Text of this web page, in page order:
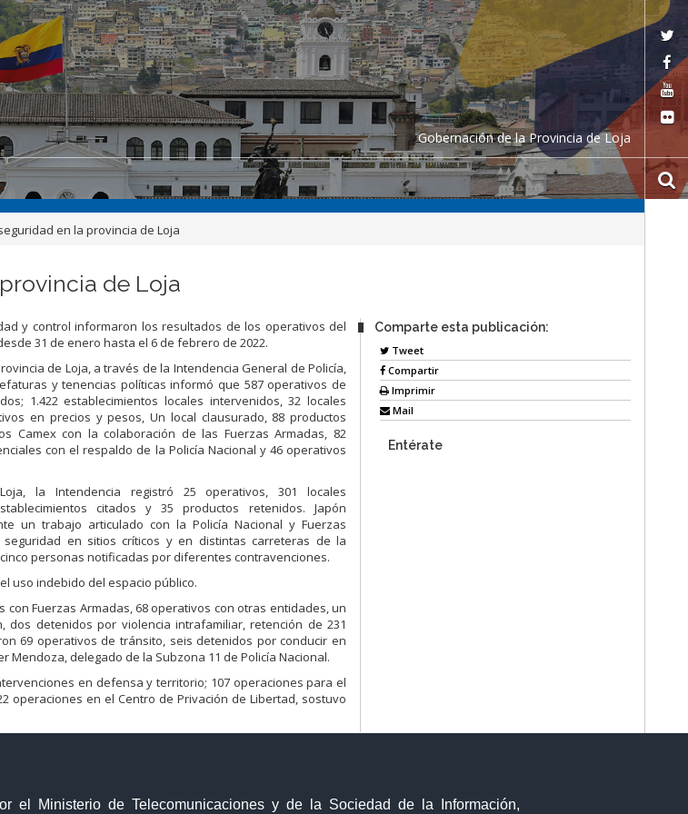
el Ministerio de Telecomunicaciones y de la Sociedad de la Información,
Gobernación de la Provincia de Loja
en la provincia de Loja
de Loja
y control informaron los resultados de los operativos del
31 de enero hasta el 6 de febrero de 2022.
de Loja, a través de la Intendencia General de Policía,
y tenencias políticas informó que 587 operativos de
1.422 establecimientos locales intervenidos, 32 locales
en precios y pesos, Un local clausurado, 88 productos
Camex con la colaboración de las Fuerzas Armadas, 82
con el respaldo de la Policía Nacional y 46 operativos
la Intendencia registró 25 operativos, 301 locales
citados y 35 productos retenidos. Japón
un trabajo articulado con la Policía Nacional y Fuerzas
seguridad en sitios críticos y en distintas carreteras de la
personas notificadas por diferentes contravenciones.
uso indebido del espacio público.
con Fuerzas Armadas, 68 operativos con otras entidades, un
detenidos por violencia intrafamiliar, retención de 231
69 operativos de tránsito, seis detenidos por conducir en
delegado de la Subzona 11 de Policía Nacional.
en defensa y territorio; 107 operaciones para el
operaciones en el Centro de Privación de Libertad, sostuvo
Comparte esta publicación:
Tweet
Compartir
Imprimir
Mail
Entérate